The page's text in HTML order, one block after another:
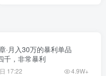
·月入30万的暴利单品
千，非常暴利
17:22 4.9W+